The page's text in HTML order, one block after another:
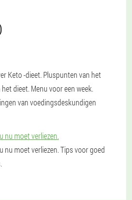
Keto -dieet. Pluspunten van het
dieet. Menu voor een week.
van voedingsdeskundigen
nu moet verliezen.
nu moet verliezen. Tips voor goed